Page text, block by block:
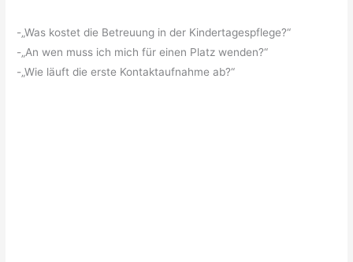
-„Was kostet die Betreuung in der Kindertagespflege?“
-„An wen muss ich mich für einen Platz wenden?“
-„Wie läuft die erste Kontaktaufnahme ab?“